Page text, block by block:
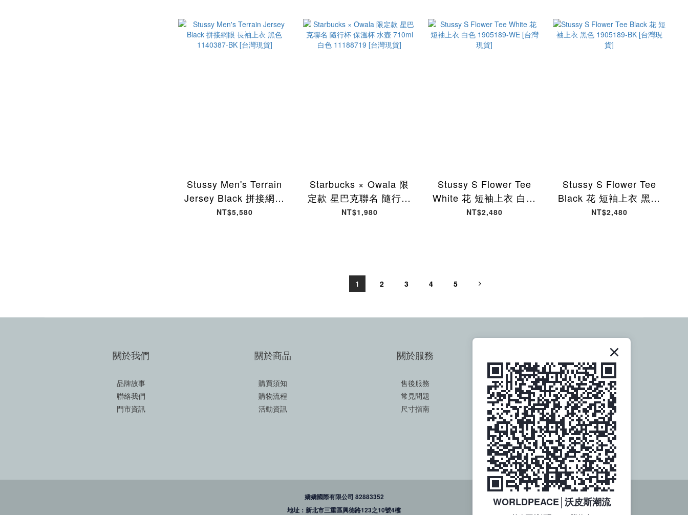
Stussy Men's Terrain
Jersey Black 拼接網眼
長袖上衣 黑色
NT$5,580
Starbucks × Owala 限
定款 星巴克聯名 隨行杯
保溫杯 水壺 710ml 白
NT$1,980
Stussy S Flower Tee
White 花 短袖上衣 白色
1905189-WE [台灣現
NT$2,480
Stussy S Flower Tee
Black 花 短袖上衣 黑色
1905189-BK [台灣現貨]
NT$2,480
1 2 3 4 5
關於我們
品牌故事
聯絡我們
門市資訊
關於商品
購買須知
購物流程
活動資訊
關於服務
售後服務
常見問題
尺寸指南
歡迎追蹤訂閱
嬌嬌國際有限公司 82883352
地址：新北市三重區興德路123之10號4樓
WORLDPEACE│沃皮斯潮流